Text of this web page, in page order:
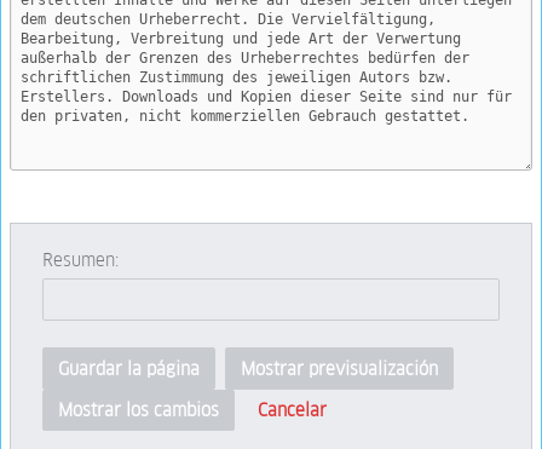
Resumen:
Guardar la página
Mostrar previsualización
Mostrar los cambios
Cancelar